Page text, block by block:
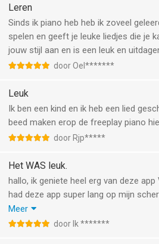
Leren
Sinds ik piano heb heb ik zoveel
spelen en geeft je leuke liedjes die je
jouw stijl aan en is een leuk en
door Oel*******
Leuk
Ik ben een kind en ik heb een lied
beed maken erop de freeplay piano
door Rjp*****
Het WAS leuk.
hallo, ik geniete heel erg van deze app
had deze app super lang op mijn
vaak, maar de laatste keer dat ik zin
het ineens geld kosten? Ik was zo
Meer
door Ik *******